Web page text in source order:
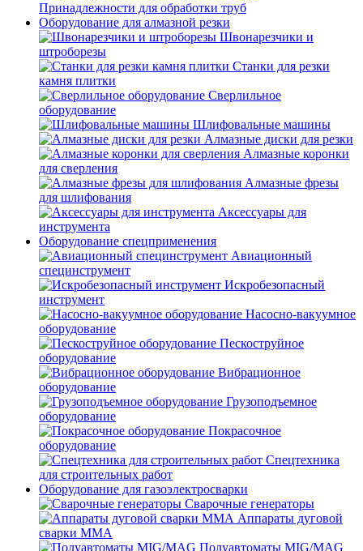
Принадлежности для обработки труб
Оборудование для алмазной резки
Швонарезчики и
штроборезы
Станки для резки
камня плитки
Сверлильное
оборудование
Шлифовальные машины
Алмазные диски для резки
Алмазные коронки
для сверления
Алмазные фрезы
для шлифования
Аксессуары для
инструмента
Оборудование спецприменения
Авиационный
специнструмент
Искробезопасный
инструмент
Насосно-вакуумное
оборудование
Пескоструйное
оборудование
Вибрационное
оборудование
Грузоподъемное
оборудование
Покрасочное
оборудование
Спецтехника
для строительных работ
Оборудование для газоэлектросварки
Сварочные генераторы
Аппараты дуговой
сварки MMA
Полуавтоматы MIG/MAG